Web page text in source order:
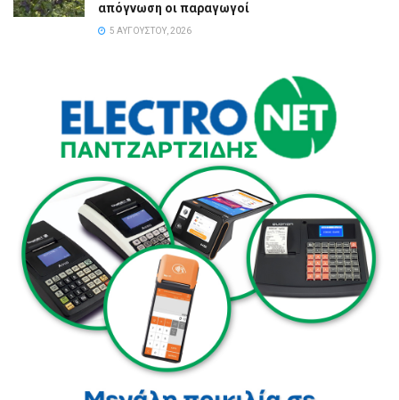
απόγνωση οι παραγωγοί
5 ΑΥΓΟΎΣΤΟΥ, 2026